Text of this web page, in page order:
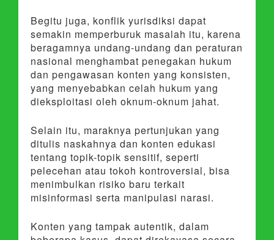
Begitu juga, konflik yurisdiksi dapat
semakin memperburuk masalah itu, karena
beragamnya undang-undang dan peraturan
nasional menghambat penegakan hukum
dan pengawasan konten yang konsisten,
yang menyebabkan celah hukum yang
dieksploitasi oleh oknum-oknum jahat.
Selain itu, maraknya pertunjukan yang
ditulis naskahnya dan konten edukasi
tentang topik-topik sensitif, seperti
pelecehan atau tokoh kontroversial, bisa
menimbulkan risiko baru terkait
misinformasi serta manipulasi narasi.
Konten yang tampak autentik, dalam